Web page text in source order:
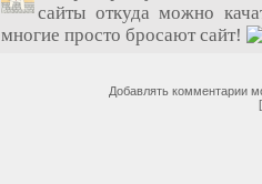
сайты откуда можно
многие просто бросают сайт!
Добавлять комментарии